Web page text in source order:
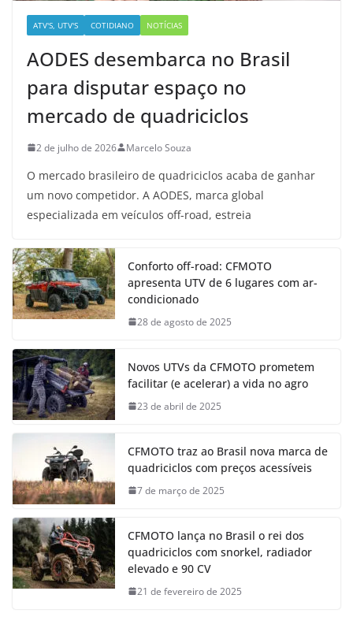
ATV'S, UTV'S COTIDIANO NOTÍCIAS
AODES desembarca no Brasil
para disputar espaço no
mercado de quadriciclos
2 de julho de 2026 Marcelo Souza
O mercado brasileiro de quadriciclos acaba de ganhar
um novo competidor. A AODES, marca global
especializada em veículos off-road, estreia
Conforto off-road: CFMOTO
apresenta UTV de 6 lugares com ar-
condicionado
28 de agosto de 2025
Novos UTVs da CFMOTO prometem
facilitar (e acelerar) a vida no agro
23 de abril de 2025
CFMOTO traz ao Brasil nova marca de
quadriciclos com preços acessíveis
7 de março de 2025
CFMOTO lança no Brasil o rei dos
quadriciclos com snorkel, radiador
elevado e 90 CV
21 de fevereiro de 2025